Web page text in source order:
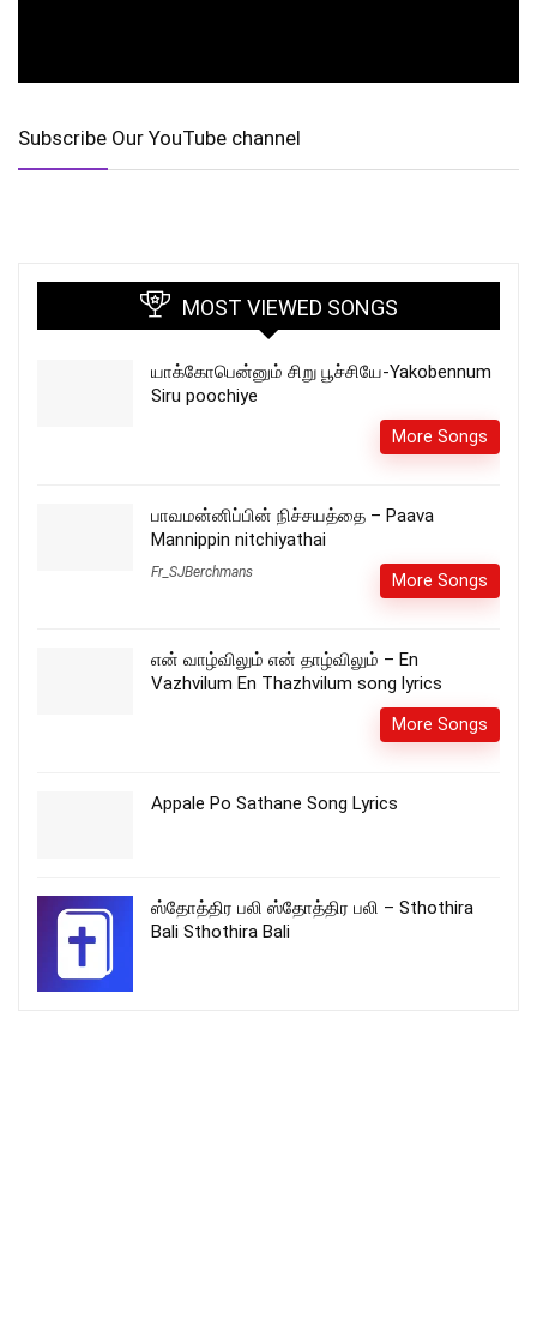
Subscribe Our YouTube channel
MOST VIEWED SONGS
யாக்கோபென்னும் சிறு பூச்சியே-Yakobennum
Siru poochiye
More Songs
பாவமன்னிப்பின் நிச்சயத்தை – Paava
Mannippin nitchiyathai
Fr_SJBerchmans More Songs
என் வாழ்விலும் என் தாழ்விலும் – En
Vazhvilum En Thazhvilum song lyrics
More Songs
Appale Po Sathane Song Lyrics
ஸ்தோத்திர பலி ஸ்தோத்திர பலி – Sthothira
Bali Sthothira Bali